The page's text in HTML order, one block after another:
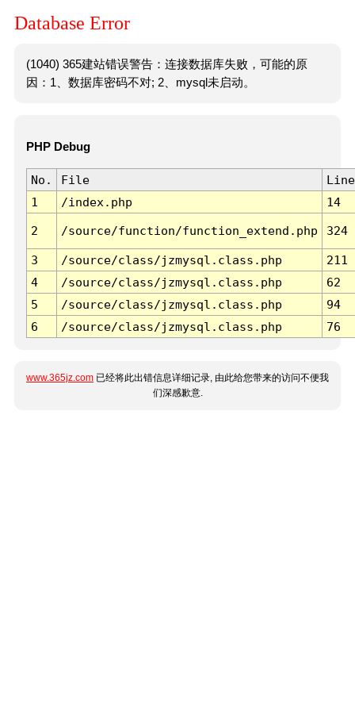
Database Error
(1040) 365建站错误警告：连接数据库失败，可能的原
因：1、数据库密码不对; 2、mysql未启动。
PHP Debug
No. File
Line
1
/index.php 14
2 /source/function/function_extend.php 324
3 /source/class/jzmysql.class.php
211
4
/source/class/jzmysql.class.php
62
5
/source/class/jzmysql.class.php
94
6
/source/class/jzmysql.class.php 76
www.365jz.com 已经将此出错信息详细记录, 由此给您带来的访问不便我
们深感歉意.